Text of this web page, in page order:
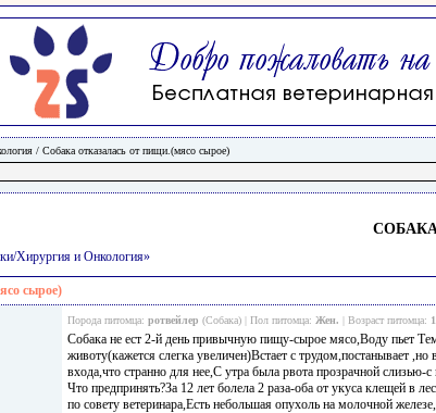
/ Собака отказалась от пищи.(мясо сырое)
Хирургия и Онкология»
сырое)
Порода питомца: ротвейлер (Собака) | Пол питомца: Жен. | Возраст питомца:
Собака не ест 2-й день привычную пищу-сырое мясо,Воду пьет
животу(кажется слегка увеличен)Встает с трудом,постанывает ,но
входа,что странно для нее,С утра была рвота прозрачной
Что предпринять?За 12 лет болела 2 раза-оба от укуса клещей в
по совету ветеринара,Есть небольшая опухоль на молочной